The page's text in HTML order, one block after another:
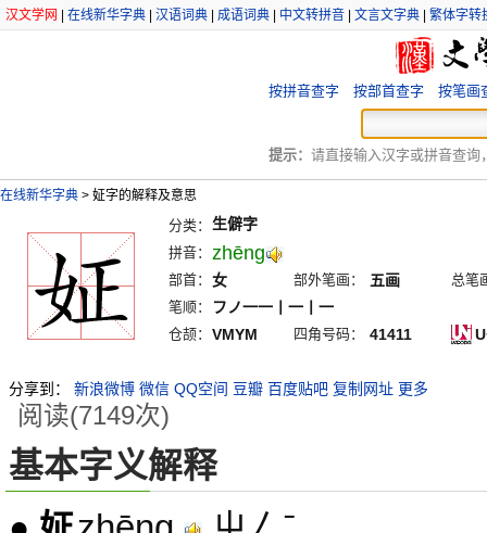
汉文学网 在线新华字典 汉语词典 成语词典 中文转拼音 文言文字典 繁体字转
按拼音查字 按部首查字 按笔画
提示： 请直接输入汉字或拼音查询
在线新华字典 > 姃字的解释及意思
分类： 生僻字
拼音： zhēng
部首： 女 部外笔画： 五画
总笔
笔顺：
フノ一一丨一丨一
仓颉： VMYM 四角号码： 41411
分享到： 新浪微博 微信 QQ空间 豆瓣 百度贴吧 复制网址 更多
阅读(7149次)
基本字义解释